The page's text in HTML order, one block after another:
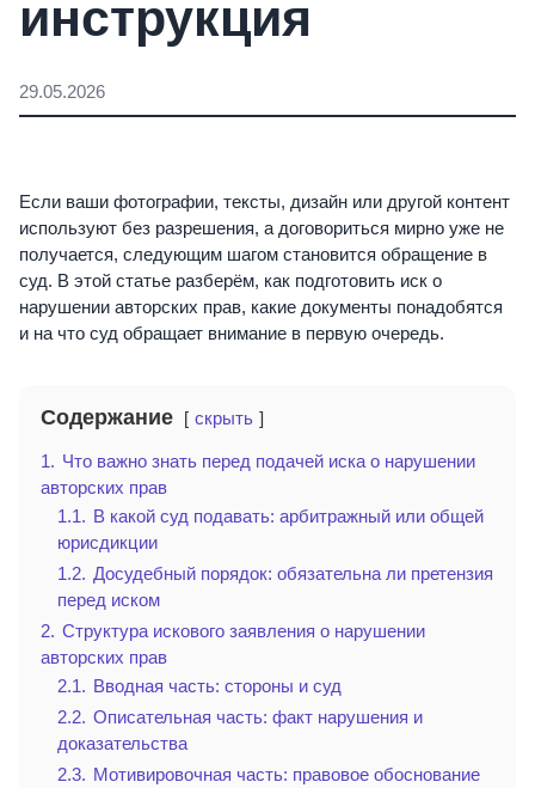
инструкция
29.05.2026
Если ваши фотографии, тексты, дизайн или другой контент
используют без разрешения, а договориться мирно уже не
получается, следующим шагом становится обращение в
суд. В этой статье разберём, как подготовить иск о
нарушении авторских прав, какие документы понадобятся
и на что суд обращает внимание в первую очередь.
Содержание скрыть
1. Что важно знать перед подачей иска о нарушении
авторских прав
1.1. В какой суд подавать: арбитражный или общей
юрисдикции
1.2. Досудебный порядок: обязательна ли претензия
перед иском
2. Структура искового заявления о нарушении
авторских прав
2.1. Вводная часть: стороны и суд
2.2. Описательная часть: факт нарушения и
доказательства
2.3. Мотивировочная часть: правовое обоснование